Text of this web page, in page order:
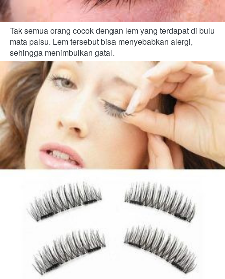
Tak semua orang cocok dengan lem yang terdapat di bulu
mata palsu. Lem tersebut bisa menyebabkan alergi,
sehingga menimbulkan gatal.